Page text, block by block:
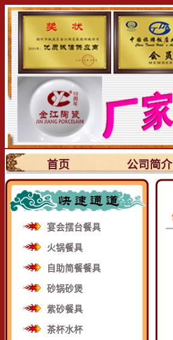
首页 公司简介
宴会摆台餐具
火锅餐具
自助简餐餐具
砂锅砂煲
紫砂餐具
茶杯水杯